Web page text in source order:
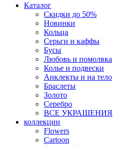
Каталог
Скидки до 50%
Новинки
Кольца
Серьги и каффы
Бусы
Любовь и помолвка
Колье и подвески
Анклекты и на тело
Браслеты
Золото
Серебро
ВСЕ УКРАШЕНИЯ
коллекции
Flowers
Cartoon